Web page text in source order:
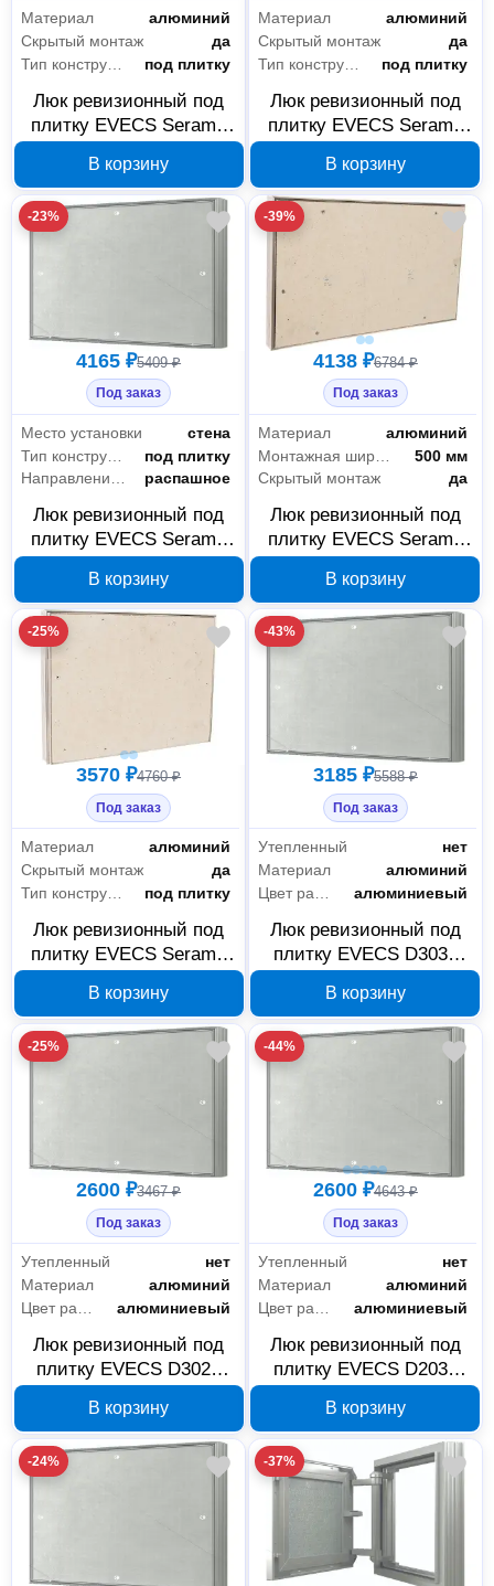
Материал
алюминий
Скрытый монтаж
да
под плитку
Люк ревизионный под
плитку EVECS Seramo
147
В корзину
Материал
алюминий
Скрытый монтаж
да
Тип конструкции
под плитку
Люк ревизионный под
плитку EVECS Seramo
146
В корзину
-23%
4165 ₽5409 ₽
Под заказ
Место установки
стена
под плитку
Направление открывания
распашное
Люк ревизионный под
плитку EVECS Seramo
145
В корзину
-39%
4138 ₽6784 ₽
Под заказ
Материал
алюминий
Монтажная ширина
500 мм
Скрытый монтаж
да
Люк ревизионный под
плитку EVECS Seramo
144
В корзину
-25%
3570 ₽4760 ₽
Под заказ
Материал
алюминий
Скрытый монтаж
да
под плитку
Люк ревизионный под
плитку EVECS Seramo
143
В корзину
-43%
3185 ₽5588 ₽
Под заказ
Утепленный
нет
Материал
алюминий
алюминиевый
Люк ревизионный под
плитку EVECS D3030
142
В корзину
-25%
2600 ₽3467 ₽
Под заказ
Утепленный
нет
Материал
алюминий
алюминиевый
Люк ревизионный под
плитку EVECS D3020
141
В корзину
-44%
2600 ₽4643 ₽
Под заказ
Утепленный
нет
Материал
алюминий
алюминиевый
Люк ревизионный под
плитку EVECS D2030
137
В корзину
-24% -37%